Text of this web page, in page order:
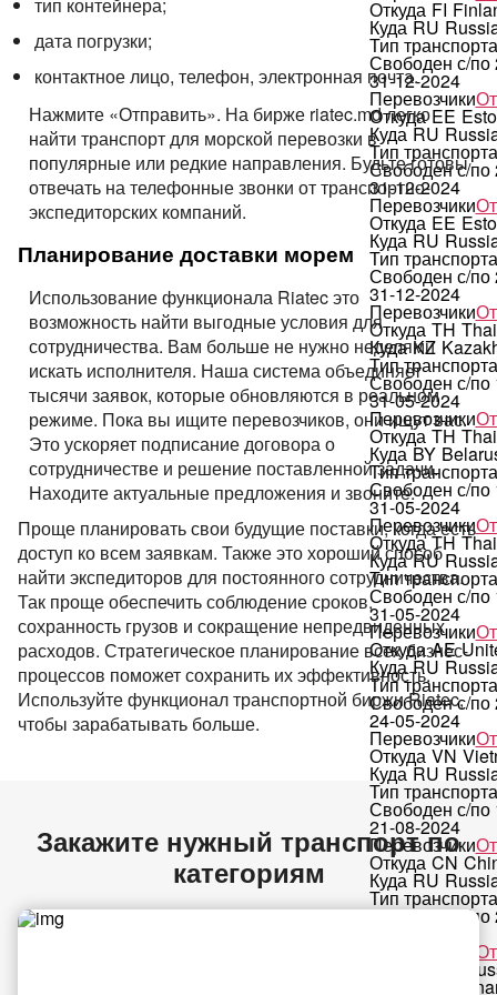
Откуда FI
Куда RU
Тип транспорта
Свободен с/по
31-12-2024
Перевозчики
Откуда EE
Куда RU
Тип транспорта
Свободен с/по
31-12-2024
Перевозчики
Откуда EE
Куда RU
Тип транспорта
Свободен с/по
31-12-2024
Перевозчики
Откуда TH
Куда KZ
Тип транспорта
Свободен с/по
31-05-2024
Перевозчики
Откуда TH
Куда BY
Тип транспорта
Свободен с/по
31-05-2024
Перевозчики
Откуда TH
Куда RU
Тип транспорта
Свободен с/по
31-05-2024
Перевозчики
Откуда AE
Куда RU
Тип транспорта
Свободен с/по
24-05-2024
Перевозчики
Откуда VN
Куда RU
Тип транспорта
Свободен с/по
21-08-2024
Перевозчики
Откуда CN
Куда RU
Тип транспорта
Свободен с/по
дата погрузки;
контактное лицо, телефон, электронная почта.
Нажмите «Отправить». На бирже riatec.md легко
найти транспорт для морской перевозки в
популярные или редкие направления. Будьте готовы
отвечать на телефонные звонки от транспортно-
экспедиторских компаний.
Планирование доставки морем
Использование функционала Riatec это
возможность найти выгодные условия для
сотрудничества. Вам больше не нужно неделями
искать исполнителя. Наша система объединяет
тысячи заявок, которые обновляются в реальном
режиме. Пока вы ищите перевозчиков, они ищут вас.
Это ускоряет подписание договора о
сотрудничестве и решение поставленной задачи.
Находите актуальные предложения и звоните.
Проще планировать свои будущие поставки, когда есть
доступ ко всем заявкам. Также это хороший способ
найти экспедиторов для постоянного сотрудничества.
Так проще обеспечить соблюдение сроков,
сохранность грузов и сокращение непредвиденных
расходов. Стратегическое планирование всех бизнес-
процессов поможет сохранить их эффективность.
Используйте функционал транспортной биржи Riatec,
чтобы зарабатывать больше.
Закажите нужный транспорт по
категориям